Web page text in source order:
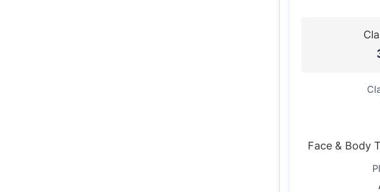
Face & Body